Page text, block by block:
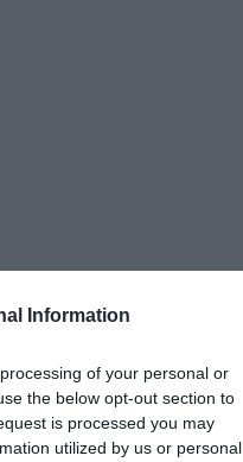
Information
of your personal or
the below opt-out section to
is processed you may
utilized by us or personal